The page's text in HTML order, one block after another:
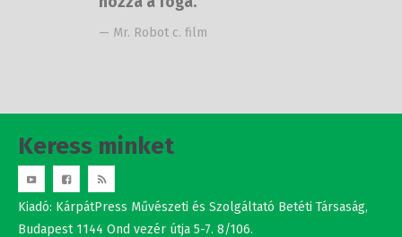
— Mr. Robot c. film
Kiadó: KárpátPress Művészeti és Szolgáltató Betéti Társaság,
Budapest 1144 Ond vezér útja 5-7. 8/106.
adószám: 20551450-2-42